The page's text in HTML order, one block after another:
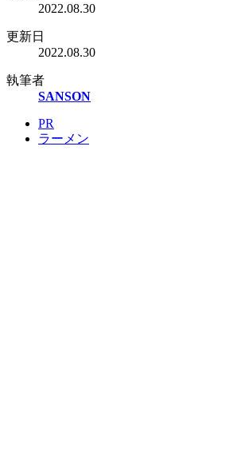
2022.08.30
更新日
2022.08.30
執筆者
SANSON
PR
ラーメン